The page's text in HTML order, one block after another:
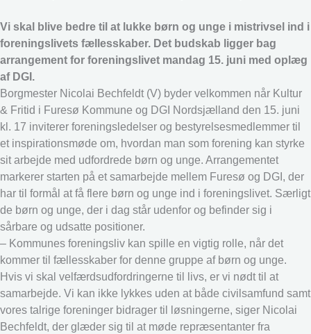
Vi skal blive bedre til at lukke børn og unge i mistrivsel ind i
foreningslivets fællesskaber. Det budskab ligger bag
arrangement for foreningslivet mandag 15. juni med oplæg
af DGI.
Borgmester Nicolai Bechfeldt (V) byder velkommen når Kultur
& Fritid i Furesø Kommune og DGI Nordsjælland den 15. juni
kl. 17 inviterer foreningsledelser og bestyrelsesmedlemmer til
et inspirationsmøde om, hvordan man som forening kan styrke
sit arbejde med udfordrede børn og unge. Arrangementet
markerer starten på et samarbejde mellem Furesø og DGI, der
har til formål at få flere børn og unge ind i foreningslivet. Særligt
de børn og unge, der i dag står udenfor og befinder sig i
sårbare og udsatte positioner.
– Kommunes foreningsliv kan spille en vigtig rolle, når det
kommer til fællesskaber for denne gruppe af børn og unge.
Hvis vi skal velfærdsudfordringerne til livs, er vi nødt til at
samarbejde. Vi kan ikke lykkes uden at både civilsamfund samt
vores talrige foreninger bidrager til løsningerne, siger Nicolai
Bechfeldt, der glæder sig til at møde repræsentanter fra